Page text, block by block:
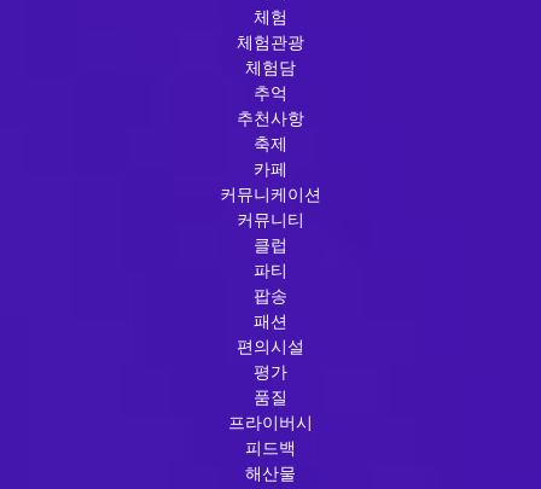
체험
체험관광
체험담
추억
추천사항
축제
카페
커뮤니케이션
커뮤니티
클럽
파티
팝송
패션
편의시설
평가
품질
프라이버시
피드백
해산물